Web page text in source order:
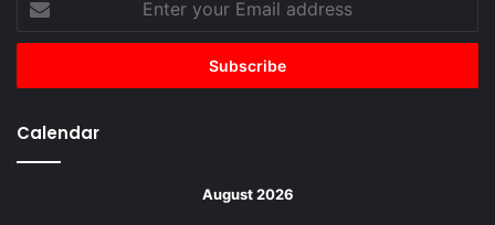
your
Email
Calendar
August 2026